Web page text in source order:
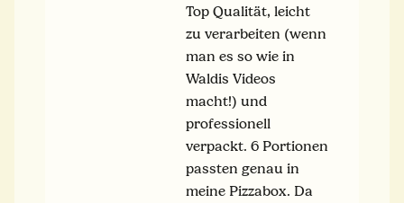
Top Qualität, leicht
zu verarbeiten (wenn
man es so wie in
Waldis Videos
macht!) und
professionell
verpackt. 6 Portionen
passten genau in
meine Pizzabox. Da